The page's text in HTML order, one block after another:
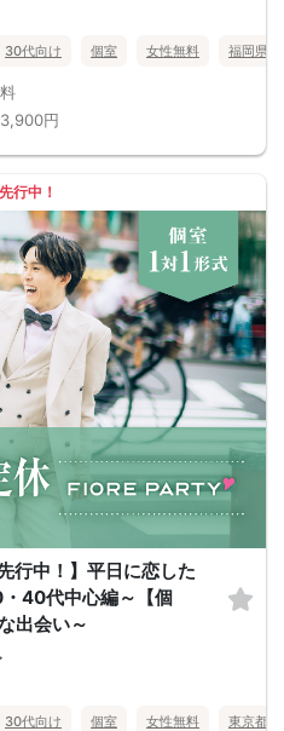
30代向け 個室 女性無料 福岡県
3,900円
行中！
行中！】平日に恋した
40代中心編～【個
出会い～
30代向け 個室 女性無料 東京都